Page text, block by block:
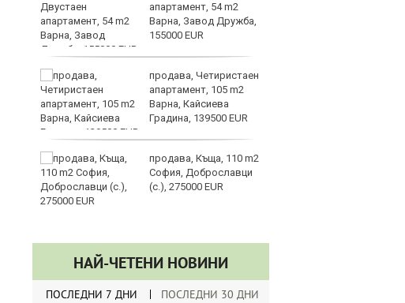
апартамент, 54 m2
Варна, Завод Дружба,
155000 EUR
продава, Четиристаен
апартамент, 105 m2
Варна, Кайсиева
Градина, 139500 EUR
продава, Къща, 110 m2
София, Доброславци
(с.), 275000 EUR
НАЙ-ЧЕТЕНИ НОВИНИ
ПОСЛЕДНИ 7 ДНИ ПОСЛЕДНИ 30 ДНИ